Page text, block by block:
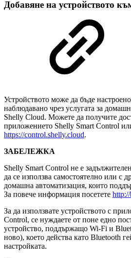
Добавяне на устройството
Устройството може да бъде
наблюдавано чрез услугата за
Shelly Cloud. Можете да получите
приложението Shelly Smart Control
https://control.shelly.cloud.
ЗАБЕЛЕЖКА
Shelly Smart Control не е
да се използва самостоятелно или с
домашна автоматизация, които
За повече информация посетете
За да използвате устройството с
Control, се нуждаете от поне едно
устройство, поддържащо Wi-Fi и
ново), което действа като Bluetooth
настройката.